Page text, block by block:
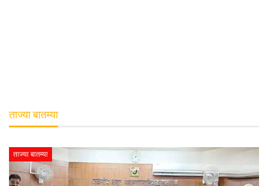
ताज्या बातम्या
ताज्या बातम्या